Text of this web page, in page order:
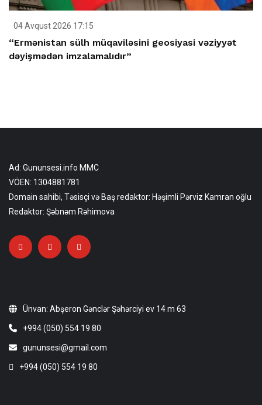
04 Avqust 2026 17:15
“Ermənistan sülh müqaviləsini geosiyasi vəziyyət
dəyişmədən imzalamalıdır”
Ad: Gununsesi.info MMC
VÖEN: 1304881781
Domain sahibi, Təsisçi və Baş redaktor: Həşimli Pərviz Kamran oğlu
Redaktor: Şəbnəm Rəhimova
Ünvan: Abşeron Gənclər Şəhərciyi ev 14 m 63
+994 (050) 554 19 80
gununsesi@gmail.com
+994 (050) 554 19 80